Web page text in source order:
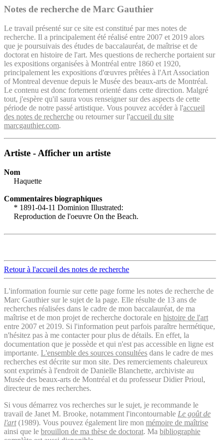
Notes de recherche de Marc Gauthier
Le travail présenté sur ce site est constitué par mes notes de
recherche. Il a principalement été réalisé entre 2007 et 2019 alors
que je poursuivais des études de baccalauréat, de maîtrise et de
doctorat en histoire de l'art. Mes questions de recherche portaient sur
les expositions organisées à Montréal entre 1860 et 1920,
principalement les expositions d'œuvres prêtées à l'Art Association
of Montreal devenue depuis le Musée des beaux-arts de Montréal.
Le contenu est donc fortement orienté dans cette direction. Malgré
tout, j'espère qu'il saura vous renseigner sur des aspects de cette
période de notre passé artistique. Vous pouvez accéder à l'accueil
des notes de recherche ou retourner sur l'accueil du site
marcgauthier.com.
Artiste - Afficher un artiste
Nom
Haquette
Commentaires biographiques
* 1891-04-11 Dominion Illustrated:
Reproduction de l'oeuvre On the Beach.
Retour à l'accueil des notes de recherche
L'information fournie sur cette page forme les notes de recherche de
Marc Gauthier sur le sujet de la page. Elle résulte de 13 ans de
recherches réalisées dans le cadre de mon baccalauréat, de ma
maîtrise et de mon projet de recherche doctorale en histoire de l'art
entre 2007 et 2019. Si l'information peut parfois paraître hermétique,
n'hésitez pas à me contacter pour plus de détails. En effet, la
documentation que je possède et qui n'est pas accessible en ligne est
importante. L'ensemble des sources consultées dans le cadre de mes
recherches est décrite sur mon site. Des remerciements chaleureux
sont exprimés à l'endroit de Danielle Blanchette, archiviste au
Musée des beaux-arts de Montréal et du professeur Didier Prioul,
directeur de mes recherches.
Si vous démarrez vos recherches sur le sujet, je recommande le
travail de Janet M. Brooke, notamment l'incontournable Le goût de
l'art(1989). Vous pouvez également lire mon mémoire de maîtrise
ainsi que le brouillon de ma thèse de doctorat. Ma bibliographie